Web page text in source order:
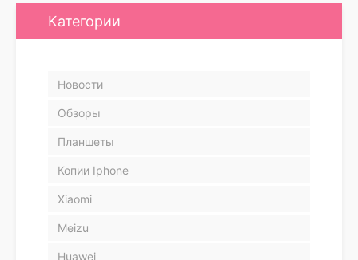
Категории
Новости
Обзоры
Планшеты
Копии Iphone
Xiaomi
Meizu
Huawei